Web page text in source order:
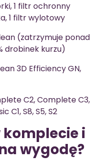
1 filtr ochronny
1 filtr wylotowy
(zatrzymuje ponad
drobinek kurzu)
3D Efficiency GN,
C2, Complete C3,
C1, S8, S5, S2
komplecie i
wygodę?